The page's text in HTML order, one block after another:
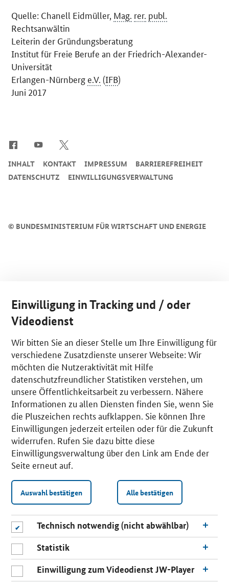
Quelle: Chanell Eidmüller, Mag. rer. publ.
Rechtsanwältin
Leiterin der Gründungsberatung
Institut für Freie Berufe an der Friedrich-Alexander-
Universität
Erlangen-Nürnberg e.V. (IFB)
Juni 2017
© BUNDESMINISTERIUM FÜR WIRTSCHAFT UND ENERGIE
INHALT KONTAKT IMPRESSUM
BARRIEREFREIHEIT
DATENSCHUTZ
EINWILLIGUNGSVERWALTUNG
Einwilligung in Tracking und / oder
Videodienst
Wir bitten Sie an dieser Stelle um Ihre Einwilligung für
verschiedene Zusatzdienste unserer Webseite: Wir
möchten die Nutzeraktivität mit Hilfe
datenschutzfreundlicher Statistiken verstehen, um
unsere Öffentlichkeitsarbeit zu verbessern. Nähere
Informationen zu allen Diensten finden Sie, wenn Sie
die Pluszeichen rechts aufklappen. Sie können Ihre
Einwilligungen jederzeit erteilen oder für die Zukunft
widerrufen. Rufen Sie dazu bitte diese
Einwilligungsverwaltung über den Link am Ende der
Seite erneut auf.
Auswahl bestätigen Alle bestätigen
Technisch notwendig (nicht abwählbar)
Statistik
Einwilligung zum Videodienst JW-Player